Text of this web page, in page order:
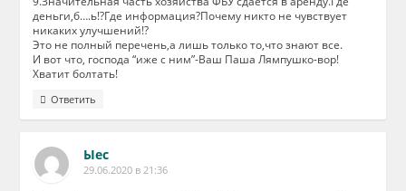
деньги,б….ь!?Где информация?Почему никто не чувствует
никаких улучшений!?
Это не полный перечень,а лишь только то,что знают все.
И вот что, господа “иже с ним”-Ваш Паша Лямпушко-вор!
Хватит болтать!
Ответить
Ыес
29.06.2020 в 21:36